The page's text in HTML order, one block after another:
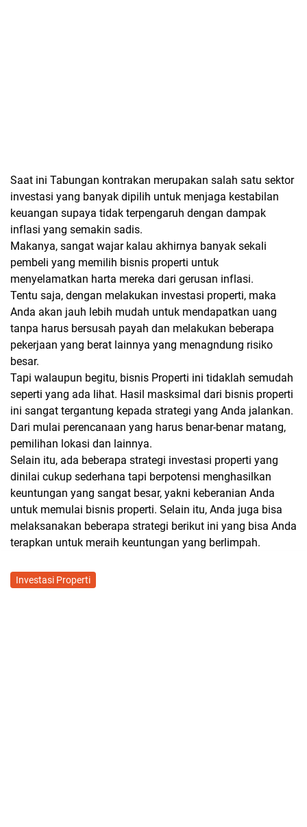
Saat ini Tabungan kontrakan merupakan salah satu sektor
investasi yang banyak dipilih untuk menjaga kestabilan
keuangan supaya tidak terpengaruh dengan dampak
inflasi yang semakin sadis.
Makanya, sangat wajar kalau akhirnya banyak sekali
pembeli yang memilih bisnis properti untuk
menyelamatkan harta mereka dari gerusan inflasi.
Tentu saja, dengan melakukan investasi properti, maka
Anda akan jauh lebih mudah untuk mendapatkan uang
tanpa harus bersusah payah dan melakukan beberapa
pekerjaan yang berat lainnya yang menagndung risiko
besar.
Tapi walaupun begitu, bisnis Properti ini tidaklah semudah
seperti yang ada lihat. Hasil masksimal dari bisnis properti
ini sangat tergantung kepada strategi yang Anda jalankan.
Dari mulai perencanaan yang harus benar-benar matang,
pemilihan lokasi dan lainnya.
Selain itu, ada beberapa strategi investasi properti yang
dinilai cukup sederhana tapi berpotensi menghasilkan
keuntungan yang sangat besar, yakni keberanian Anda
untuk memulai bisnis properti. Selain itu, Anda juga bisa
melaksanakan beberapa strategi berikut ini yang bisa Anda
terapkan untuk meraih keuntungan yang berlimpah.
Investasi Properti